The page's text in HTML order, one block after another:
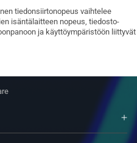
tiedonsiirtonopeus vaihtelee
isäntälaitteen nopeus, tiedosto-
ja käyttöympäristöön liittyvät